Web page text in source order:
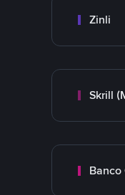
Zinli
Skrill
Banco